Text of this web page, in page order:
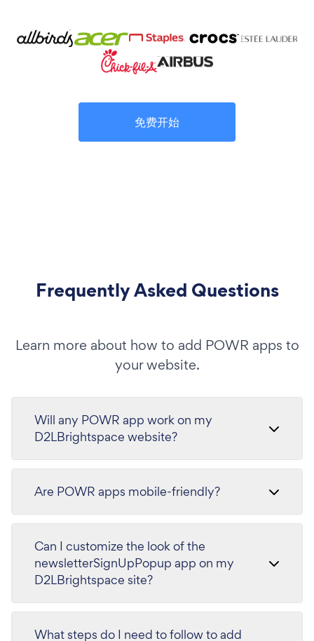
免费开始
Frequently Asked Questions
Learn more about how to add POWR apps to
your website.
Will any POWR app work on my
D2LBrightspace website?
Are POWR apps mobile-friendly?
Can I customize the look of the
newsletterSignUpPopup app on my
D2LBrightspace site?
What steps do I need to follow to add